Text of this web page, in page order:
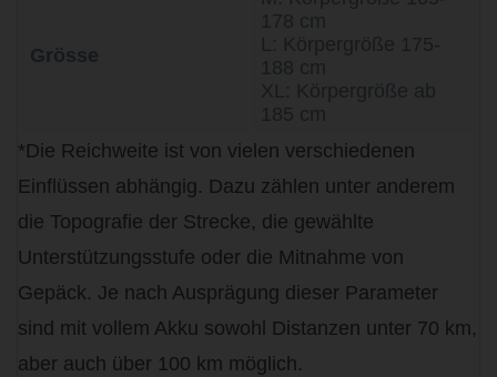
*Die Reichweite ist von vielen verschiedenen
Einflüssen abhängig. Dazu zählen unter anderem
die Topografie der Strecke, die gewählte
Unterstützungsstufe oder die Mitnahme von
Gepäck. Je nach Ausprägung dieser Parameter
sind mit vollem Akku sowohl Distanzen unter 70 km,
aber auch über 100 km möglich.